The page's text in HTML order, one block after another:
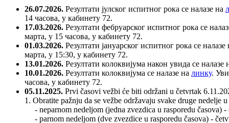
26.07.2026. Резултати јулског испитног рока се налазе на
14 часова, у кабинету 72.
17.03.2026. Резултати фебруарског испитног рока се
марта, у 15 часова, у кабинету 72.
01.03.2026. Резултати јануарског испитног рока се
марта, у 15:30, у кабинету 72.
13.01.2026. Резултати колоквијума након увида се налазе
10.01.2026. Резултати колоквијума се налазе на линку.
часова, у кабинету 72.
05.11.2025. Prvi časovi vežbi će biti održani u četvrtak
1. Obratite pažnju da se vežbe održavaju svake druge nedelje
- neparnom nedeljom (jedna zvezdica u rasporedu časova)
- parnom nedeljom (dve zvezdice u rasporedu časova) -